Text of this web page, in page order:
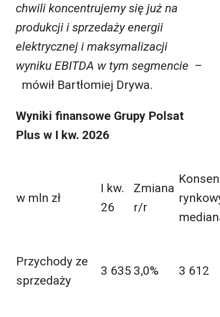
chwili koncentrujemy się już na
produkcji i sprzedaży energii
elektrycznej i maksymalizacji
wyniku EBITDA w tym segmencie –
mówił Bartłomiej Drywa.
Wyniki finansowe Grupy Polsat
Plus w I kw. 2026
w mln zł
I kw.
26
Zmiana
r/r
Przychody ze
sprzedaży
3 635 3,0% 3 612